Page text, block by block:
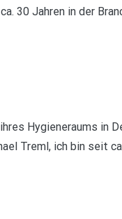
30 Jahren in der
Hygieneraums in
Treml, ich bin seit